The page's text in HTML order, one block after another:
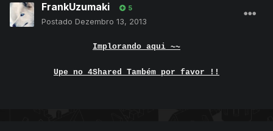
FrankUzumaki 5
Postado Dezembro 13, 2013
Implorando aqui ~~
Upe no 4Shared Também por favor !!